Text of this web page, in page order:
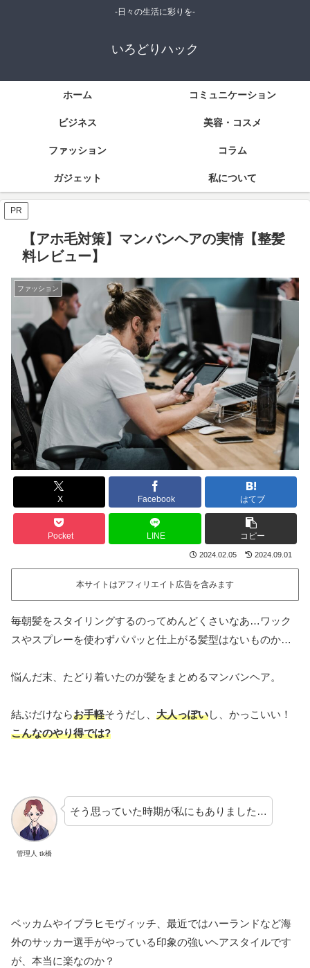
-日々の生活に彩りを-
いろどりハック
ホーム コミュニケーション
ビジネス 美容・コスメ
ファッション コラム
ガジェット 私について
PR
【アホ毛対策】マンバンヘアの実情【整髪
料レビュー】
ファッション
X Facebook はてブ
Pocket LINE コピー
2024.02.05 2024.09.01
本サイトはアフィリエイト広告を含みます
毎朝髪をスタイリングするのってめんどくさいなあ…ワック
スやスプレーを使わずパパッと仕上がる髪型はないものか…
悩んだ末、たどり着いたのが髪をまとめるマンバンヘア。
結ぶだけならお手軽そうだし、 大人っぽいし、かっこいい！
こんなのやり得では?
管理人 tk橋
そう思っていた時期が私にもありました…
ベッカムやイブラヒモヴィッチ、最近ではハーランドなど海
外のサッカー選手がやっている印象の強いヘアスタイルです
が、本当に楽なのか？